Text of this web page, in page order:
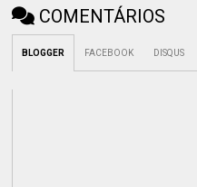
COMENTÁRIOS
BLOGGER FACEBOOK DISQUS